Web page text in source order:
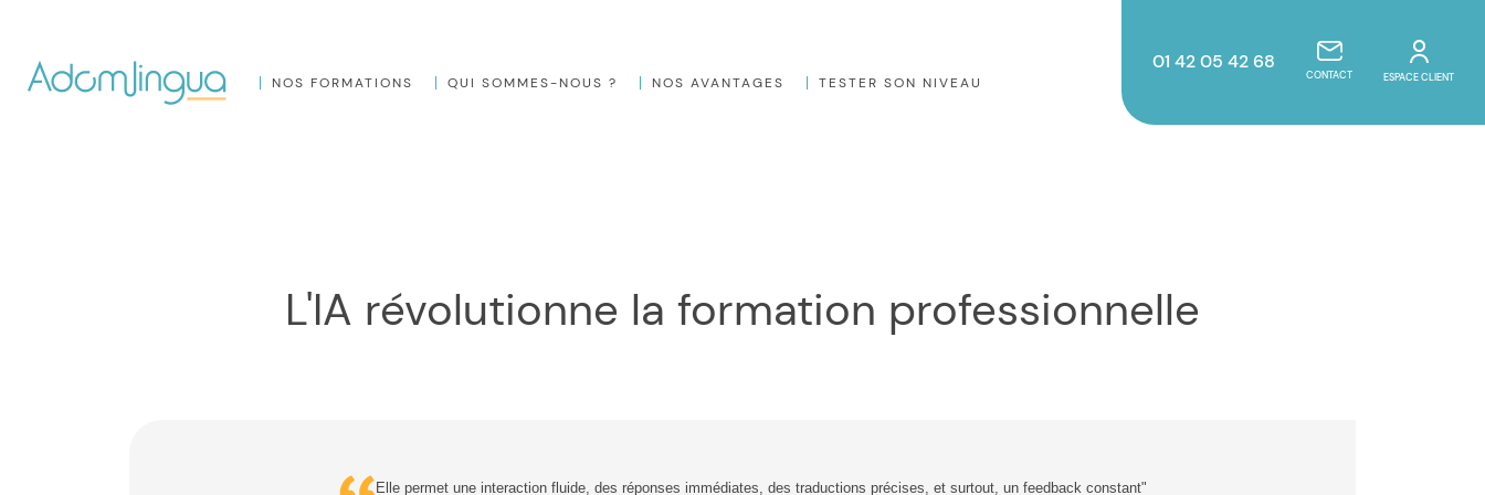
NOS FORMATIONS QUI SOMMES-NOUS ? NOS AVANTAGES TESTER SON NIVEAU
01 42 05 42 68
CONTACT ESPACE CLIENT
L'IA révolutionne la formation professionnelle
Elle permet une interaction fluide, des réponses immédiates, des traductions précises, et surtout, un feedback constant"